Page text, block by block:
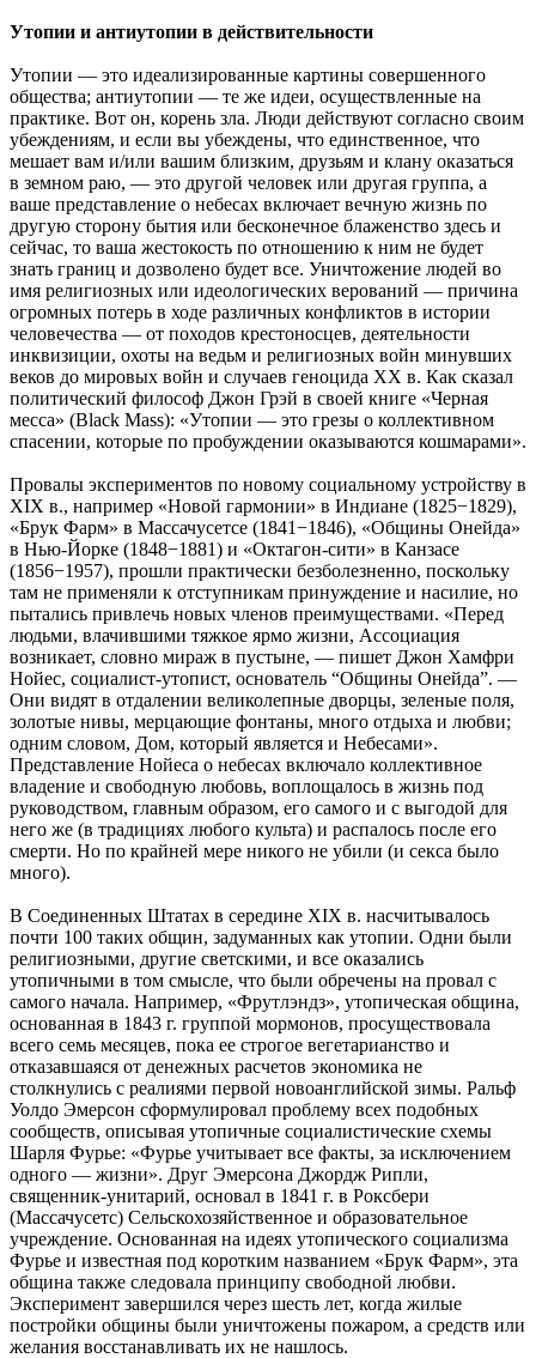
Утопии и антиутопии в действительности
Утопии — это идеализированные картины совершенного
общества; антиутопии — те же идеи, осуществленные на
практике. Вот он, корень зла. Люди действуют согласно своим
убеждениям, и если вы убеждены, что единственное, что
мешает вам и/или вашим близким, друзьям и клану оказаться
в земном раю, — это другой человек или другая группа, а
ваше представление о небесах включает вечную жизнь по
другую сторону бытия или бесконечное блаженство здесь и
сейчас, то ваша жестокость по отношению к ним не будет
знать границ и дозволено будет все. Уничтожение людей во
имя религиозных или идеологических верований — причина
огромных потерь в ходе различных конфликтов в истории
человечества — от походов крестоносцев, деятельности
инквизиции, охоты на ведьм и религиозных войн минувших
веков до мировых войн и случаев геноцида ХХ в. Как сказал
политический философ Джон Грэй в своей книге «Черная
месса» (Black Mass): «Утопии — это грезы о коллективном
спасении, которые по пробуждении оказываются кошмарами».
Провалы экспериментов по новому социальному устройству в
XIX в., например «Новой гармонии» в Индиане (1825−1829),
«Брук Фарм» в Массачусетсе (1841−1846), «Общины Онейда»
в Нью-Йорке (1848−1881) и «Октагон-сити» в Канзасе
(1856−1957), прошли практически безболезненно, поскольку
там не применяли к отступникам принуждение и насилие, но
пытались привлечь новых членов преимуществами. «Перед
людьми, влачившими тяжкое ярмо жизни, Ассоциация
возникает, словно мираж в пустыне, — пишет Джон Хамфри
Нойес, социалист-утопист, основатель “Общины Онейда”. —
Они видят в отдалении великолепные дворцы, зеленые поля,
золотые нивы, мерцающие фонтаны, много отдыха и любви;
одним словом, Дом, который является и Небесами».
Представление Нойеса о небесах включало коллективное
владение и свободную любовь, воплощалось в жизнь под
руководством, главным образом, его самого и с выгодой для
него же (в традициях любого культа) и распалось после его
смерти. Но по крайней мере никого не убили (и секса было
много).
В Соединенных Штатах в середине XIX в. насчитывалось
почти 100 таких общин, задуманных как утопии. Одни были
религиозными, другие светскими, и все оказались
утопичными в том смысле, что были обречены на провал с
самого начала. Например, «Фрутлэндз», утопическая община,
основанная в 1843 г. группой мормонов, просуществовала
всего семь месяцев, пока ее строгое вегетарианство и
отказавшаяся от денежных расчетов экономика не
столкнулись с реалиями первой новоанглийской зимы. Ральф
Уолдо Эмерсон сформулировал проблему всех подобных
сообществ, описывая утопичные социалистические схемы
Шарля Фурье: «Фурье учитывает все факты, за исключением
одного — жизни». Друг Эмерсона Джордж Рипли,
священник-унитарий, основал в 1841 г. в Роксбери
(Массачусетс) Сельскохозяйственное и образовательное
учреждение. Основанная на идеях утопического социализма
Фурье и известная под коротким названием «Брук Фарм», эта
община также следовала принципу свободной любви.
Эксперимент завершился через шесть лет, когда жилые
постройки общины были уничтожены пожаром, а средств или
желания восстанавливать их не нашлось.